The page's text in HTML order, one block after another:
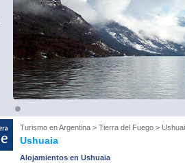
Turismo enArgentina > Tierra del Fuego >
Ushuaia
Alojamientos en Ushuaia